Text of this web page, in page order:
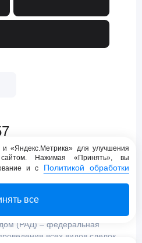
поддержка
(РАД) – федеральная
всех видов сделок
«Яндекс.Метрика» для улучшения
Нажимая «Принять», вы
и с Политикой обработки
все